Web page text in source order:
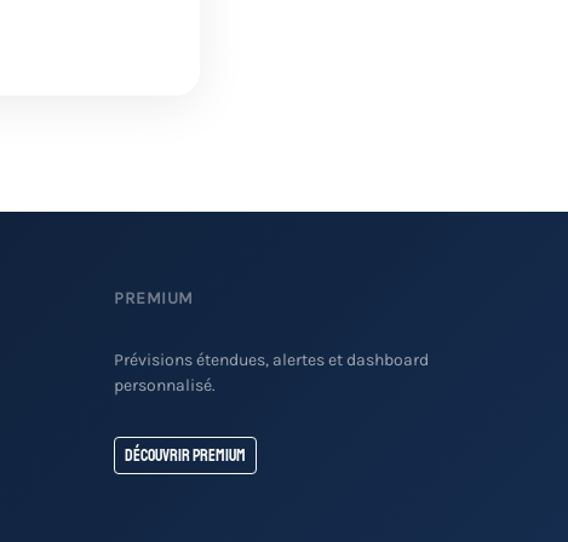
PREMIUM
Prévisions étendues, alertes et dashboard
personnalisé.
Découvrir Premium